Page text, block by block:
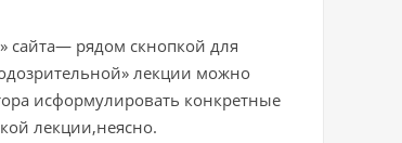
сайта— рядом скнопкой для
лекции можно
исформулировать конкретные
лекции,неясно.